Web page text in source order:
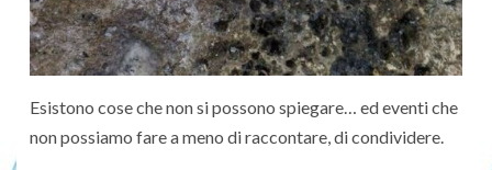
Esistono cose che non si possono spiegare… ed eventi che
non possiamo fare a meno di raccontare, di condividere.